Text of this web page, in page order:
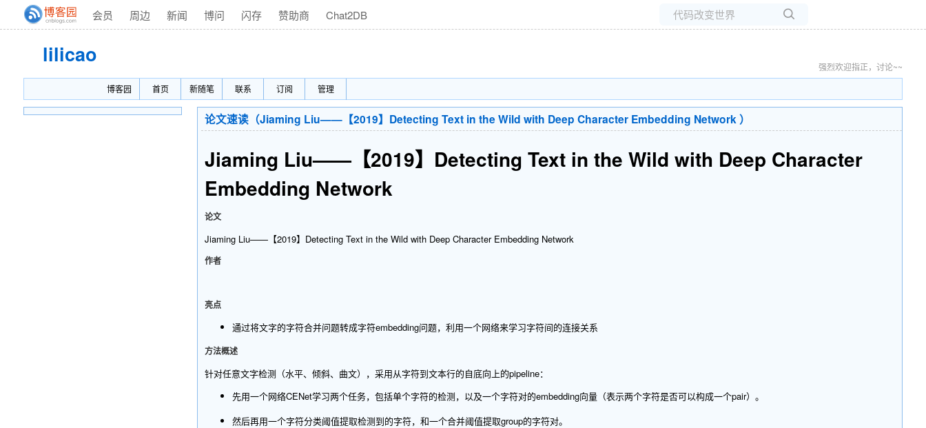
会员 周边 新闻 博问 闪存 赞助商 Chat2DB
lilicao
强烈欢迎指正，讨论~~
博客园
首页 新随笔 联系 订阅 管理
论文速读（Jiaming Liu——【2019】Detecting Text in the Wild with Deep Character Embedding Network ）
Jiaming Liu——【2019】Detecting Text in the Wild with Deep Character
Embedding Network
论文
Jiaming Liu——【2019】Detecting Text in the Wild with Deep Character Embedding Network
作者
亮点
通过将文字的字符合并问题转成字符embedding问题，利用一个网络来学习字符间的连接关系
方法概述
针对任意文字检测（水平、倾斜、曲文），采用从字符到文本行的自底向上的pipeline：
先用一个网络CENet学习两个任务，包括单个字符的检测，以及一个字符对的embedding向量（表示两个字符是否可以构成一个pair）。
然后再用一个字符分类阈值提取检测到的字符，和一个合并阈值提取group的字符对。